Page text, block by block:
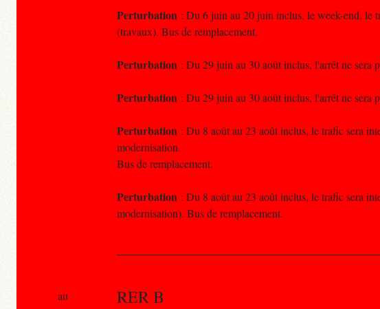
Perturbation : Du 6 juin au 20 juin inclus, le week-end, le
(travaux). Bus de remplacement.
Perturbation : Du 29 juin au 30 août inclus, l'arrêt ne sera
Perturbation : Du 29 juin au 30 août inclus, l'arrêt ne sera
Perturbation : Du 8 août au 23 août inclus, le trafic sera
modernisation.
Bus de remplacement.
Perturbation : Du 8 août au 23 août inclus, le trafic sera
modernisation). Bus de remplacement.
RER B
au